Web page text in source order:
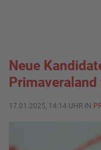
Neue
17.01.2025, 14:14 UHR IN